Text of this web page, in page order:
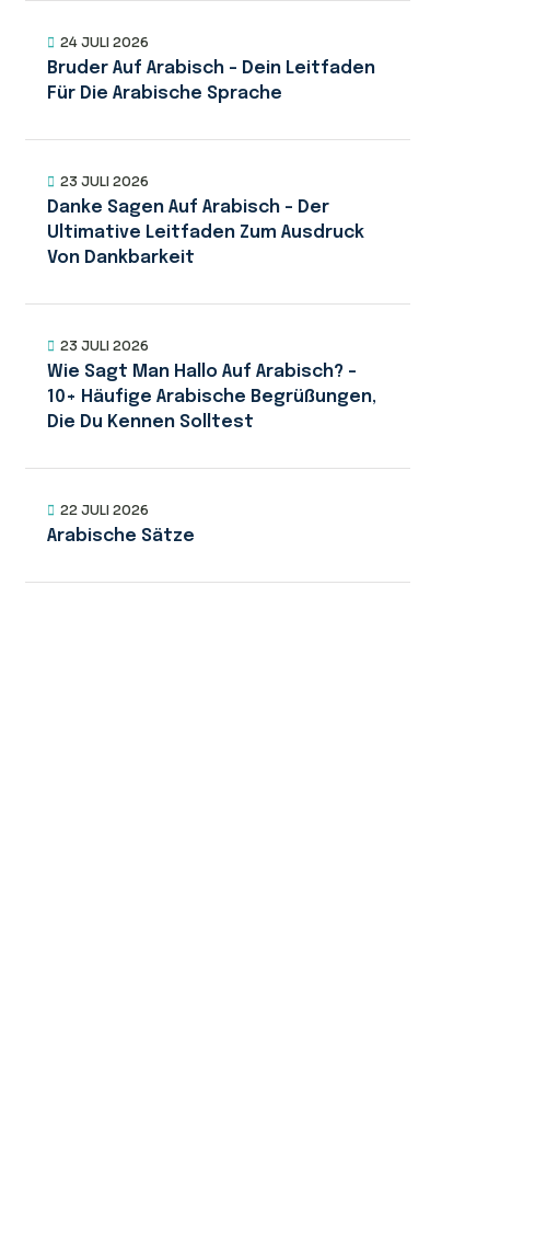
24 JULI 2026
Bruder Auf Arabisch – Dein Leitfaden
Für Die Arabische Sprache
23 JULI 2026
Danke Sagen Auf Arabisch – Der
Ultimative Leitfaden Zum Ausdruck
Von Dankbarkeit
23 JULI 2026
Wie Sagt Man Hallo Auf Arabisch? –
10+ Häufige Arabische Begrüßungen,
Die Du Kennen Solltest
22 JULI 2026
Arabische Sätze